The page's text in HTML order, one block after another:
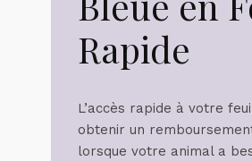
Rapide
L’accès rapide à votre
obtenir un
lorsque votre animal a